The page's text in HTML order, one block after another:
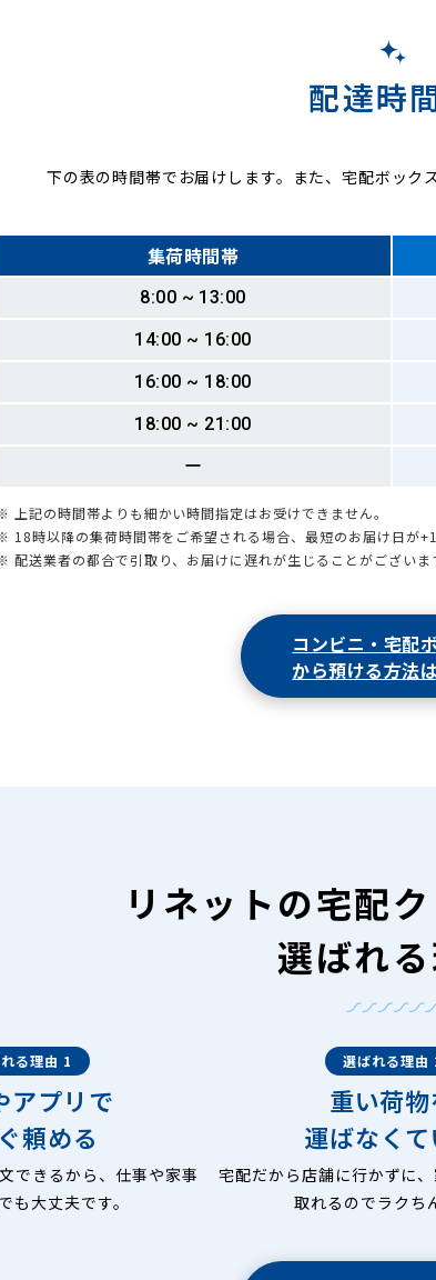
配達時
下の表の時間帯でお届けします。また、宅配ボック
集荷時間帯
8:00 ~ 13:00
14:00 ~ 16:00
16:00 ~ 18:00
18:00 ~ 21:00
ー
上記の時間帯よりも細かい時間指定はお受けできません。
18時以降の集荷時間帯をご希望される場合、最短のお届け日が+1
配送業者の都合で引取り、お届けに遅れが生じることがございま
コンビニ・宅配
から預ける方法
リネットの宅配
選ばれ
る理由 1
アプリで
頼める
できるから、仕事や家事
も大丈夫です。
選ばれる理由
重い荷物
運ばなく
宅配だから店舗に行かずに
取れるのでラクち